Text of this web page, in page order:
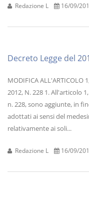
Redazione L 16/09/
Decreto Legge del
MODIFICA ALL'ARTICOLO
2012, N. 228 1. All'articolo
n. 228, sono aggiunte, in
adottati ai sensi del
relativamente ai soli...
Redazione L 16/09/